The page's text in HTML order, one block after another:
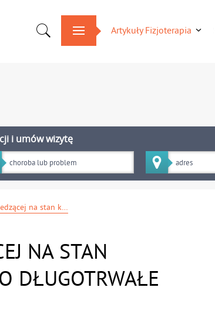
Artykuły Fizjoterapia
i umów wizytę
Wpływ pozycji siedzącej na stan kręgosłupa - dlaczego długotrwałe siedzenie szkodzi?
NA STAN
DŁUGOTRWAŁE